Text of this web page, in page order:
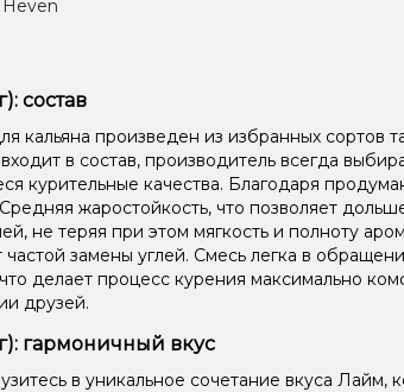
Heven
состав
кальяна произведен из избранных сортов
в состав, производитель всегда
курительные качества. Благодаря
жаростойкость, что позволяет
не теряя при этом мягкость и полноту
частой замены углей. Смесь легка в
делает процесс курения максимально
друзей.
гармоничный вкус
в уникальное сочетание вкуса Лайм,